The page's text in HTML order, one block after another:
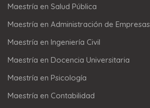
Maestría en Salud Pública
Maestría en Administración de Empresas
Maestría en Ingeniería Civil
Maestría en Docencia Universitaria
Maestría en Psicología
Maestría en Contabilidad